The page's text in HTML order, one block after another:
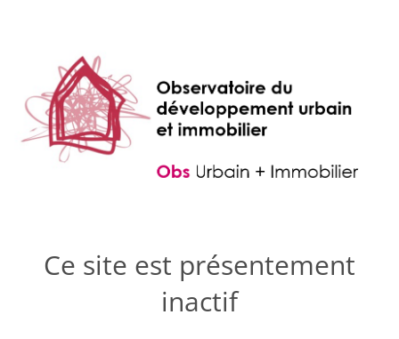
Ce site est présentement
inactif